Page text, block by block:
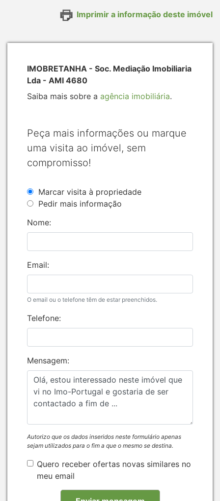
Imprimir a informação deste imóvel
IMOBRETANHA - Soc. Mediação Imobiliaria
Lda - AMI 4680
Saiba mais sobre a agência imobiliária.
Peça mais informações ou marque
uma visita ao imóvel, sem
compromisso!
Marcar visita à propriedade
Pedir mais informação
Nome:
Email:
O email ou o telefone têm de estar preenchidos.
Telefone:
Mensagem:
Autorizo que os dados inseridos neste formulário apenas
sejam utilizados para o fim a que o mesmo se destina.
Quero receber ofertas novas similares no
meu email